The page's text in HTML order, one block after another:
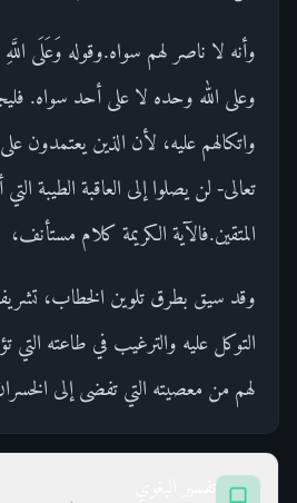
وأنه لا ناصر لهم سواه.وقوله وَعَلَى
وعلى الله وحده لا على أحد سواه.
واتكالهم عليه، لأن الذين يعتمدون
تعالى- لن يصلوا إلى العاقبة الطيبة
المتقين.فالآية الكريمة كلام مستأنف،
وقد سيق بطرق تلوين الخطاب،
التوكل عليه والترغيب في طاعته التي
لهم من معصيته التي تفضى إلى